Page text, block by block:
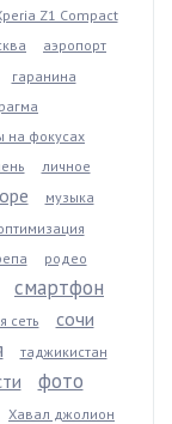
Z1 Compact
аэропорт
гаранина
на фокусах
личное
музыка
родео
смартфон
сеть сочи
таджикистан
фото
Хавал джолион